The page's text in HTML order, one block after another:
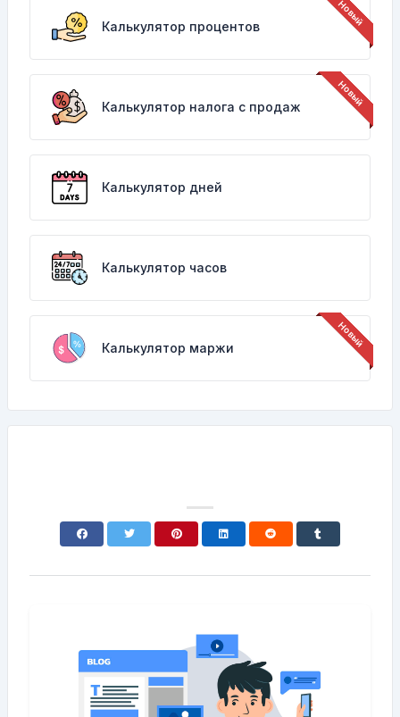
Калькулятор процентов
Калькулятор налога с продаж
Калькулятор дней
Калькулятор часов
Калькулятор маржи